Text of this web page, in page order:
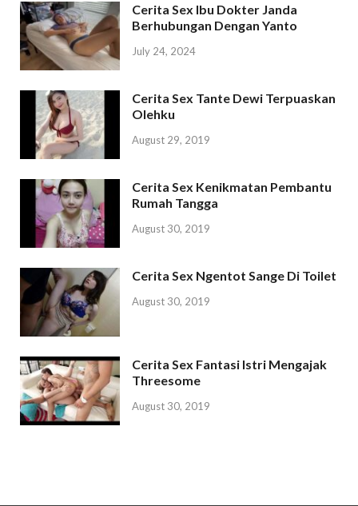
Cerita Sex Ibu Dokter Janda
Berhubungan Dengan Yanto
July 24, 2024
Cerita Sex Tante Dewi Terpuaskan
Olehku
August 29, 2019
Cerita Sex Kenikmatan Pembantu
Rumah Tangga
August 30, 2019
Cerita Sex Ngentot Sange Di Toilet
August 30, 2019
Cerita Sex Fantasi Istri Mengajak
Threesome
August 30, 2019